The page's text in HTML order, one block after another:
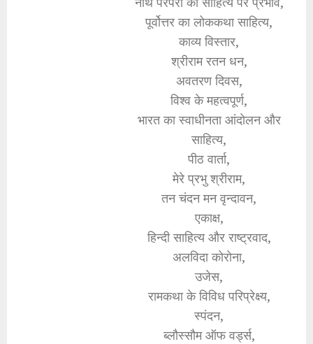
पूर्वोत्तर का लोककथा साहित्य,
काव्य विस्तार,
श्रीराम रतन धन,
अवतरण दिवस,
विश्व के महत्वपूर्ण,
भारत का स्वाधीनता आंदोलन और
साहित्य,
पीठ वार्ता,
मेरे प्रभु श्रीराम,
तन चंदन मन वृन्दावन,
एकाक्ष,
हिन्दी साहित्य और राष्ट्रवाद,
अलविदा कोरोना,
उजेस,
रामकथा के विविध परिप्रेक्ष्य,
स्पंदन,
ब्लौस्सौम ऑफ वर्ड्स,